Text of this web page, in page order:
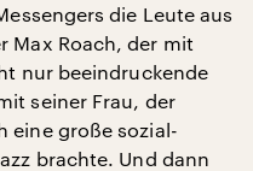
die Leute aus
Max Roach, der mit
nur beeindruckende
seiner Frau, der
eine große sozial-
brachte. Und dann